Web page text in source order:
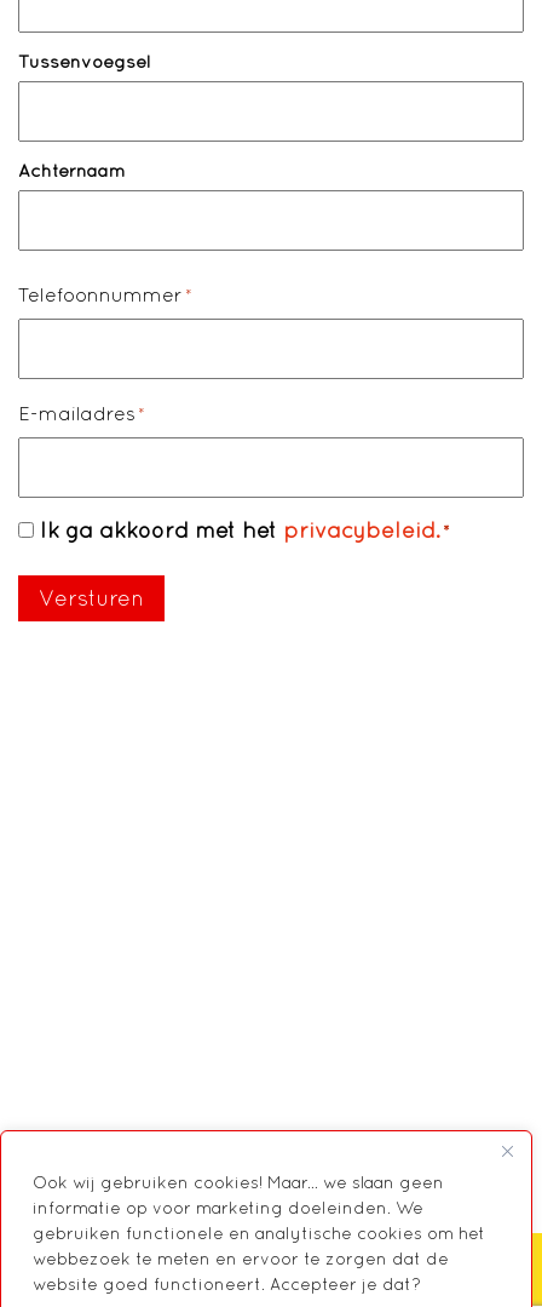
Ook wij gebruiken cookies! Maar... we slaan geen
informatie op voor marketing doeleinden. We
gebruiken functionele en analytische cookies om het
webbezoek te meten en ervoor te zorgen dat de
website goed functioneert. Accepteer je dat?
Tussenvoegsel
Achternaam
Telefoonnummer *
E-mailadres *
Toestemming *
Ik ga akkoord met het privacybeleid. *
Versturen